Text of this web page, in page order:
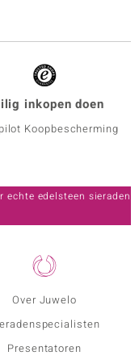
Over Juwelo
Presentatoren
inkopen doen
Koopbescherming
edelsteen sieraden